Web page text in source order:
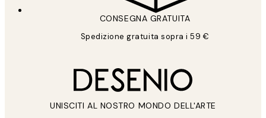
CONSEGNA GRATUITA
Spedizione gratuita sopra i 59 €
UNISCITI AL NOSTRO MONDO DELL'ARTE